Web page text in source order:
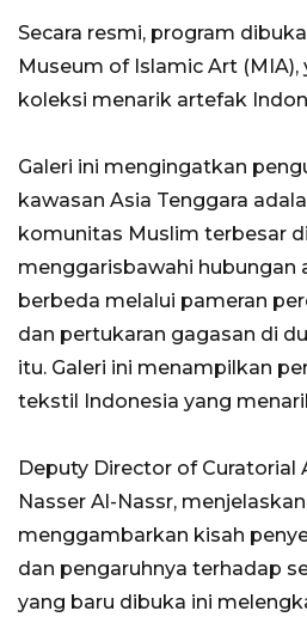
Secara resmi, program
Museum of Islamic Art
koleksi menarik artefak
Galeri ini mengingatkan
kawasan Asia Tenggara
komunitas Muslim terbesar
menggarisbawahi hubungan
berbeda melalui pameran
dan pertukaran gagasan di
itu. Galeri ini menampilkan
tekstil Indonesia yang
Deputy Director of Curatorial
Nasser Al-Nassr,
menggambarkan kisah
dan pengaruhnya terhadap
yang baru dibuka ini